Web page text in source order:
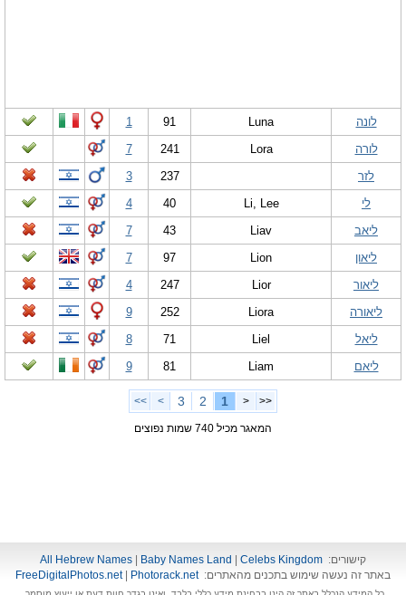
לונה Luna
91
1
לורה
Lora
241
7
לזר
237
3
לי
Li, Lee
40
4
ליאב
Liav
43
7
ליאון
Lion
97
7
ליאור
Lior
247
4
ליאורה
Liora
252
9
ליאל
Liel
71
8
ליאם
Liam
81
9
<<
<
1
2
3
>
>>
המאגר מכיל 740 שמות נפוצים
קישורים: All Hebrew Names Baby Names Land
Celebs Kingdom
באתר זה נעשה שימוש בתכנים מהאתרים:
FreeDigitalPhotos.net| Photorack.net